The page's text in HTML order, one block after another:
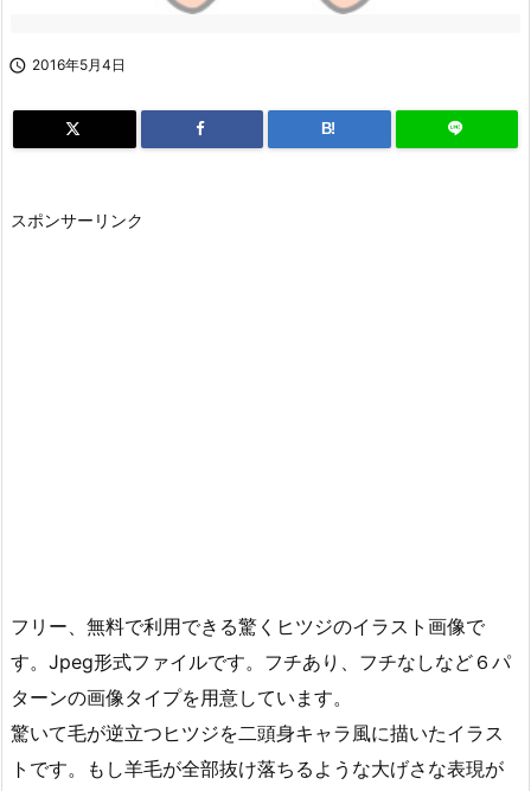
 2016年5月4日
B!
スポンサーリンク
フリー、無料で利用できる驚くヒツジのイラスト画像で
す。Jpeg形式ファイルです。フチあり、フチなしなど６パ
ターンの画像タイプを用意しています。
驚いて毛が逆立つヒツジを二頭身キャラ風に描いたイラス
トです。もし羊毛が全部抜け落ちるような大げさな表現が